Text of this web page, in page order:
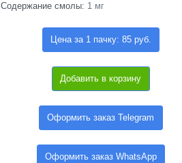
Содержание смолы: 1 мг
Цена за 1 пачку: 85 руб.
Добавить в корзину
Оформить заказ Telegram
Оформить заказ WhatsApp